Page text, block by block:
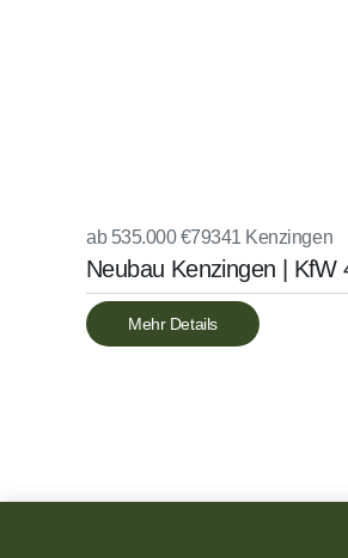
ab 535.000 €79341 Kenzingen
Neubau Kenzingen | KfW
Mehr Details